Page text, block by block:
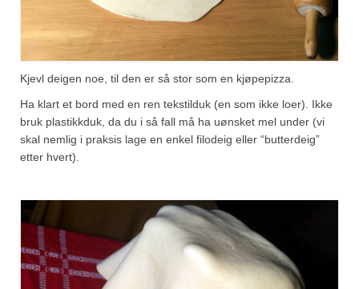
Kjevl deigen noe, til den er så stor som en kjøpepizza.
Ha klart et bord med en ren tekstilduk (en som ikke loer). Ikke
bruk plastikkduk, da du i så fall må ha uønsket mel under (vi
skal nemlig i praksis lage en enkel filodeig eller “butterdeig”
etter hvert).